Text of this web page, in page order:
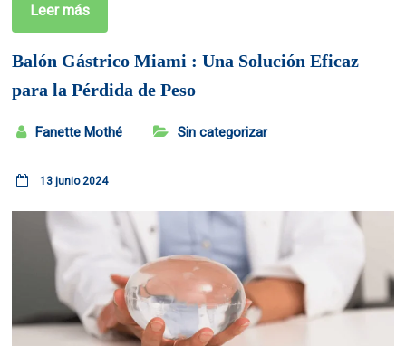
Leer más
Balón Gástrico Miami : Una Solución Eficaz
para la Pérdida de Peso
Fanette Mothé Sin categorizar
13 junio 2024